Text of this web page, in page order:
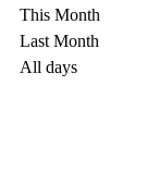
This Month
Last Month
All days